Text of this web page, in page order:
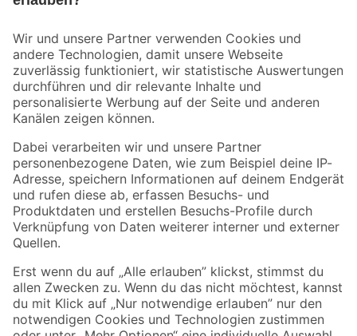
Sorglos, 90 Tage Umtauschgarantie
Abholung im Markt in 2 Stunden
Wissen & Service
Unternehmen
Nützliche Links
Bleib auf dem Laufenden mit unserem Newsletter
Der toom Newsletter: Keine Angebote und Aktionen mehr verpassen!